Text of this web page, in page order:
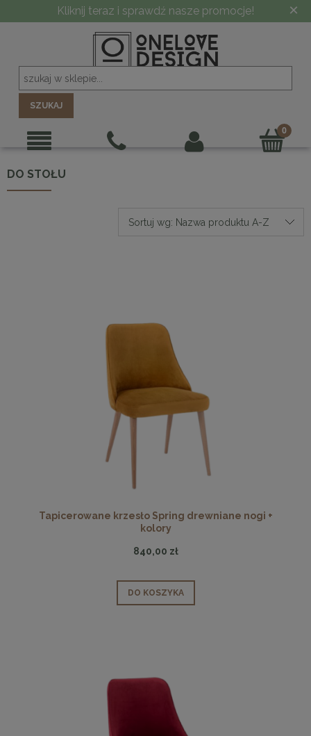
Kliknij teraz i sprawdź nasze promocje! ×
SZUKAJ
DO STOŁU
Sortuj wg: Nazwa produktu A-Z
Tapicerowane krzesło Spring drewniane nogi +
kolory
840,00 zł
DO KOSZYKA